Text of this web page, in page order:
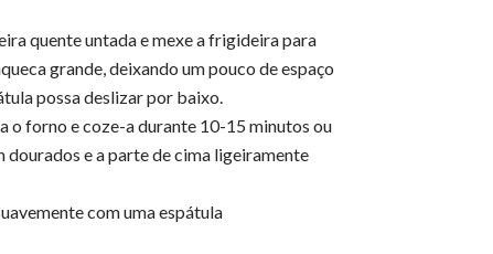
quente untada e mexe a frigideira para
grande, deixando um pouco de espaço
possa deslizar por baixo.
o forno e coze-a durante 10-15 minutos ou
e a parte de cima ligeiramente
com uma espátula